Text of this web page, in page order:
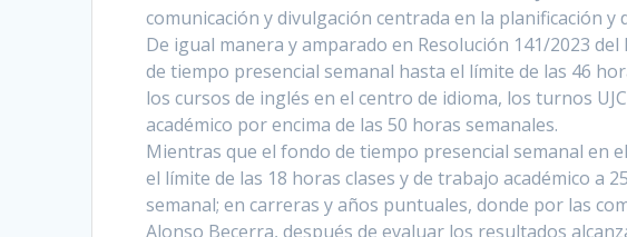
comunicación y divulgación centrada en la planificación y
De igual manera y amparado en Resolución 141/2023
de tiempo presencial semanal hasta el límite de las 46
los cursos de inglés en el centro de idioma, los turnos
académico por encima de las 50 horas semanales.
Mientras que el fondo de tiempo presencial semanal en
el límite de las 18 horas clases y de trabajo académico a
semanal; en carreras y años puntuales, donde por las
Alonso Becerra, después de evaluar los resultados